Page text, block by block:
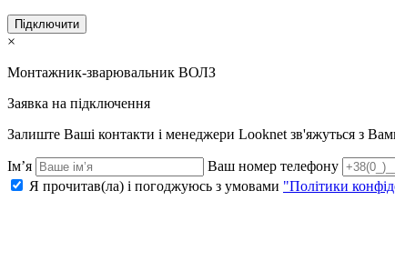
Підключити
×
Монтажник-зварювальник ВОЛЗ
Заявка на підключення
Залиште Ваші контакти і менеджери Looknet зв'яжуться з
Ім’я Ваш номер телефону
Я прочитав(ла) і погоджуюсь з умовами "Політики